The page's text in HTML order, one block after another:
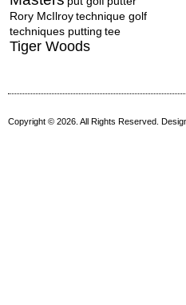
Rory McIlroytechnique golf
techniques putting tee
Tiger Woods
Copyright © 2026. All Rights Reserved.